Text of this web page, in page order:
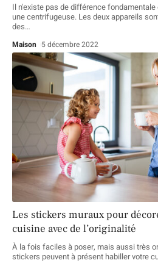
Il n'existe pas de différence
une centrifugeuse. Les deux appareils
des…
Maison 5 décembre 2022
Les stickers muraux pour
cuisine avec de l’originalité
À la fois faciles à poser, mais aussi très
stickers peuvent à présent habiller votre